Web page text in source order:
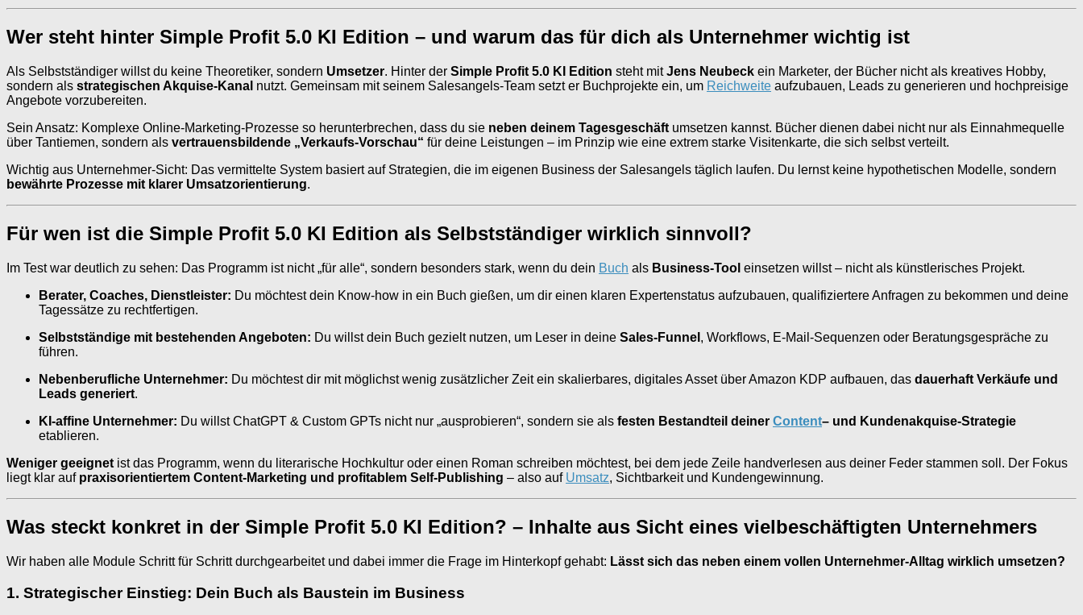
Wer steht hinter Simple Profit 5.0 KI Edition – und warum das für dich als Unternehmer wichtig ist
Als Selbstständiger willst du keine Theoretiker, sondern Umsetzer. Hinter der Simple Profit 5.0 KI Edition steht mitJens Neubeck ein Marketer, der Bücher nicht als kreatives Hobby,
sondern als strategischen Akquise-Kanal nutzt. Gemeinsam mit seinem Salesangels-Team setzt er Buchprojekte ein, um Reichweite aufzubauen, Leads zu generieren und hochpreisige
Angebote vorzubereiten.
Sein Ansatz: Komplexe Online-Marketing-Prozesse so herunterbrechen, dass du sie neben deinem Tagesgeschäft umsetzen kannst. Bücher dienen dabei nicht nur als Einnahmequelle
über Tantiemen, sondern als vertrauensbildende „Verkaufs-Vorschau“ für deine Leistungen – im Prinzip wie eine extrem starke Visitenkarte, die sich selbst verteilt.
Wichtig aus Unternehmer-Sicht: Das vermittelte System basiert auf Strategien, die im eigenen Business der Salesangels täglich laufen. Du lernst keine hypothetischen Modelle, sondern
bewährte Prozesse mit klarer Umsatzorientierung.
Für wen ist die Simple Profit 5.0 KI Edition als Selbstständiger wirklich sinnvoll?
Im Test war deutlich zu sehen: Das Programm ist nicht „für alle“, sondern besonders stark, wenn du dein Buch als Business-Tool einsetzen willst – nicht als künstlerisches Projekt.
Berater, Coaches, Dienstleister: Du möchtest dein Know-how in ein Buch gießen, um dir einen klaren Expertenstatus aufzubauen, qualifiziertere Anfragen zu bekommen und deine
Tagessätze zu rechtfertigen.
Selbstständige mit bestehenden Angeboten: Du willst dein Buch gezielt nutzen, um Leser in deine Sales-Funnel , Workflows, E-Mail-Sequenzen oder Beratungsgespräche zu
führen.
Nebenberufliche Unternehmer: Du möchtest dir mit möglichst wenig zusätzlicher Zeit ein skalierbares, digitales Asset über Amazon KDP aufbauen, das dauerhaft Verkäufe und
Leads generiert.
KI-affine Unternehmer: Du willst ChatGPT & Custom GPTs nicht nur „ausprobieren“, sondern sie als festen Bestandteil deiner Content– und Kundenakquise-Strategie
etablieren.
Weniger geeignet ist das Programm, wenn du literarische Hochkultur oder einen Roman schreiben möchtest, bei dem jede Zeile handverlesen aus deiner Feder stammen soll. Der Fokus
liegt klar auf praxisorientiertem Content-Marketing und profitablem Self-Publishing – also auf Umsatz, Sichtbarkeit und Kundengewinnung.
Was steckt konkret in der Simple Profit 5.0 KI Edition? – Inhalte aus Sicht eines vielbeschäftigten Unternehmers
Wir haben alle Module Schritt für Schritt durchgearbeitet und dabei immer die Frage im Hinterkopf gehabt: Lässt sich das neben einem vollen Unternehmer-Alltag wirklich umsetzen?
1. Strategischer Einstieg: Dein Buch als Baustein im Business